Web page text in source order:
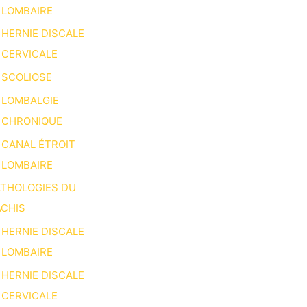
LOMBAIRE
HERNIE DISCALE
CERVICALE
SCOLIOSE
LOMBALGIE
CHRONIQUE
CANAL ÉTROIT
LOMBAIRE
DU
HERNIE DISCALE
LOMBAIRE
HERNIE DISCALE
CERVICALE